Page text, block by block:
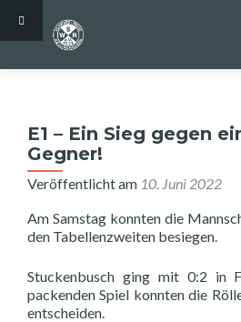
E1 – Ein Sieg gegen
Gegner!
Veröffentlicht am 10. Juni 2022
Am Samstag konnten die
den Tabellenzweiten besiegen.
Stuckenbusch ging mit 0:2 in
packenden Spiel konnten die
entscheiden.